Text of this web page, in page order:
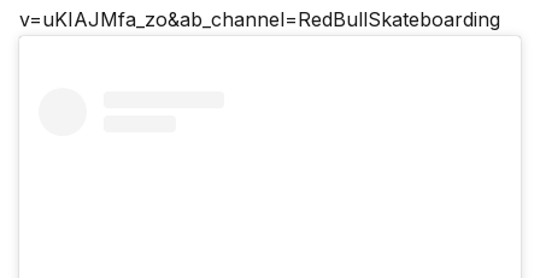
v=uKIAJMfa_zo&ab_channel=RedBullSkateboarding